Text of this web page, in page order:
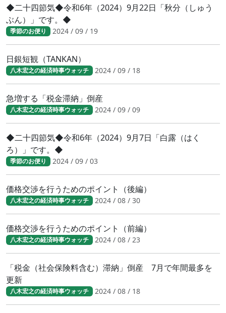
◆二十四節気◆令和6年（2024）9月22日「秋分（しゅう
ぶん）」です。◆
季節のお便り 2024 / 09 / 19
日銀短観（TANKAN）
八木宏之の経済時事ウォッチ 2024 / 09 / 18
急増する「税金滞納」倒産
八木宏之の経済時事ウォッチ 2024 / 09 / 09
◆二十四節気◆令和6年（2024）9月7日「白露（はく
ろ）」です。◆
季節のお便り 2024 / 09 / 03
価格交渉を行うためのポイント（後編）
八木宏之の経済時事ウォッチ 2024 / 08 / 30
価格交渉を行うためのポイント（前編）
八木宏之の経済時事ウォッチ 2024 / 08 / 23
「税金（社会保険料含む）滞納」倒産 7月で年間最多を
更新
八木宏之の経済時事ウォッチ 2024 / 08 / 18